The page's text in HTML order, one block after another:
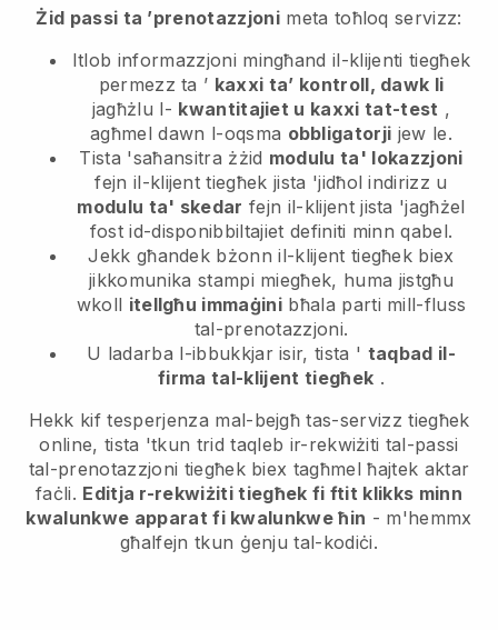
Żid passi ta ’prenotazzjonimeta toħloq servizz:
Itlob informazzjoni mingħand il-klijenti tiegħek
permezz ta ’ kaxxi ta’ kontroll, dawk li
jagħżlu l- kwantitajiet u kaxxi tat-test ,
agħmel dawn l-oqsma obbligatorji jew le.
Tista 'saħansitra żżid modulu ta' lokazzjoni
fejn il-klijent tiegħek jista 'jidħol indirizz u
modulu ta' skedar fejn il-klijent jista 'jagħżel
fost id-disponibbiltajiet definiti minn qabel.
Jekk għandek bżonn il-klijent tiegħek biex
jikkomunika stampi miegħek, huma jistgħu
wkoll itellgħu immaġini bħala parti mill-fluss
tal-prenotazzjoni.
U ladarba l-ibbukkjar isir, tista ' taqbad il-
firma tal-klijent tiegħek .
Hekk kif tesperjenza mal-bejgħ tas-servizz tiegħek
online, tista 'tkun trid taqleb ir-rekwiżiti tal-passi
tal-prenotazzjoni tiegħek biex tagħmel ħajtek aktar
faċli. Editja r-rekwiżiti tiegħek fi ftit klikks minn
kwalunkwe apparat fi kwalunkwe ħin - m'hemmx
għalfejn tkun ġenju tal-kodiċi.